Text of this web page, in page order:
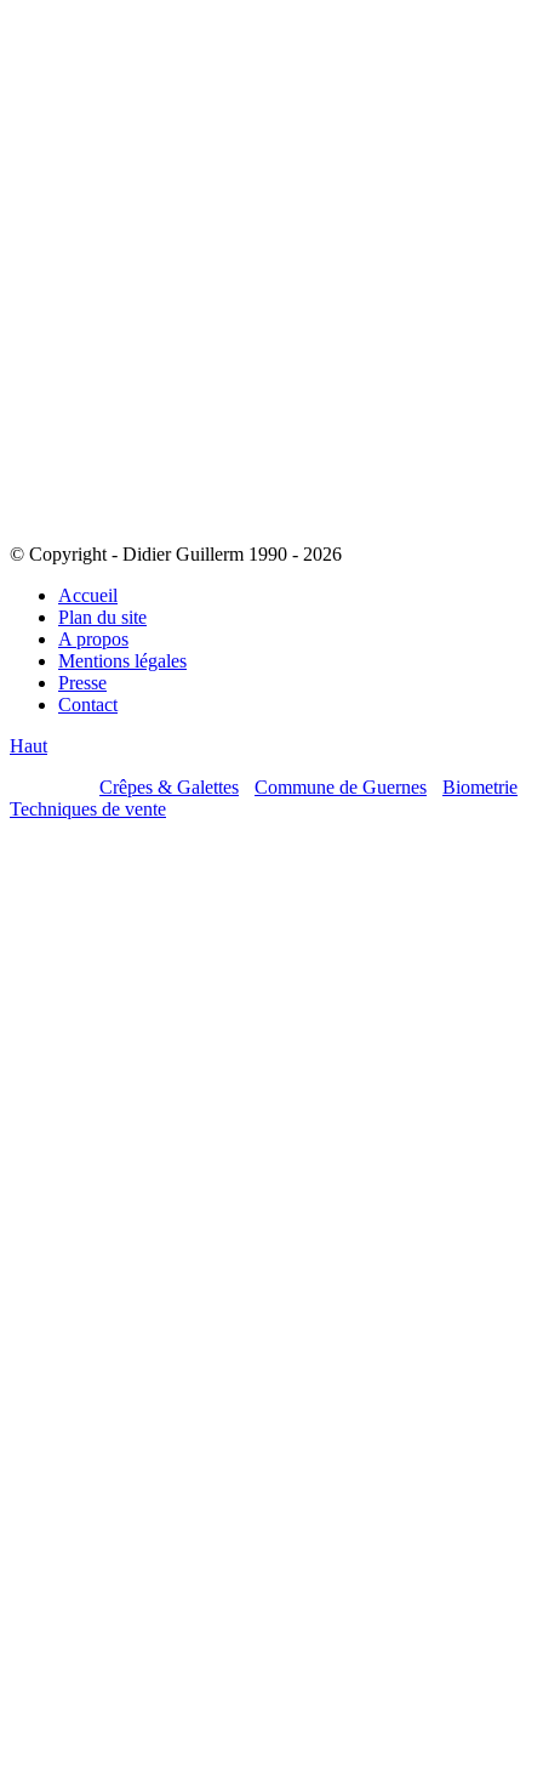
© Copyright - Didier Guillerm 1990 - 2026
Accueil
Plan du site
A propos
Mentions légales
Presse
Contact
Haut
Crêpes & Galettes Commune de Guernes Biometrie
Techniques de vente